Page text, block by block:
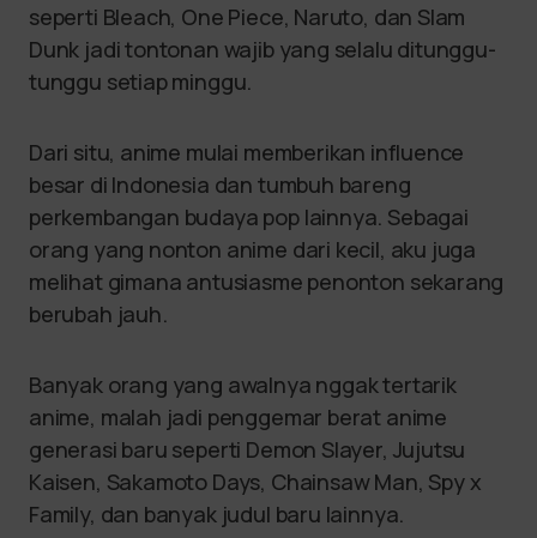
seperti Bleach, One Piece, Naruto, dan Slam
Dunk jadi tontonan wajib yang selalu ditunggu-
tunggu setiap minggu.
Dari situ, anime mulai memberikan influence
besar di Indonesia dan tumbuh bareng
perkembangan budaya pop lainnya. Sebagai
orang yang nonton anime dari kecil, aku juga
melihat gimana antusiasme penonton sekarang
berubah jauh.
Banyak orang yang awalnya nggak tertarik
anime, malah jadi penggemar berat anime
generasi baru seperti Demon Slayer, Jujutsu
Kaisen, Sakamoto Days, Chainsaw Man, Spy x
Family, dan banyak judul baru lainnya.